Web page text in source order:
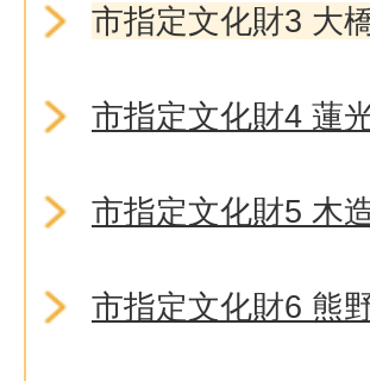
市指定文化財3 大
市指定文化財4 蓮
市指定文化財5 木
市指定文化財6 熊